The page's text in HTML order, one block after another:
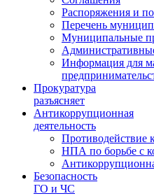
Распоряжения и
Перечень
Муниципальные
Информация для
Прокуратура
разъясняет
Антикоррупционная
деятельность
Противодействие
НПА по борьбе с
Безопасность
ГО и ЧС